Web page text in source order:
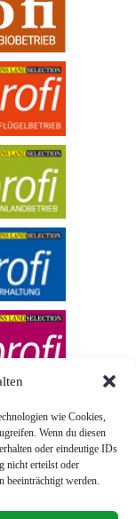
wie Cookies,
Wenn du diesen
oder eindeutige IDs
nicht erteilst oder
beeinträchtigt werden.